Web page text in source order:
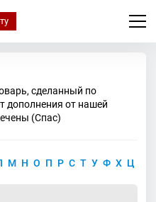
сделанный по
дополнения от нашей
(Спас)
М Н О П Р С Т У Ф Х Ц